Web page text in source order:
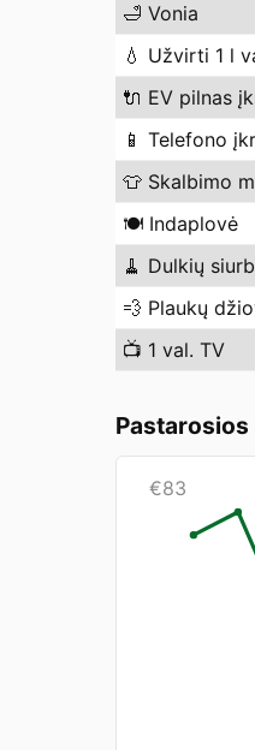
🛁 Vonia
💧 Užvirti 1 l
🔌 EV pilnas
📱 Telefono
👕 Skalbimo
🍽️ Indaplovė
🧹 Dulkių
💨 Plaukų
📺 1 val. TV
Pastarosios
€83